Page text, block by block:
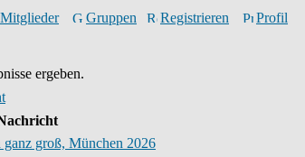
Mitglieder Gruppen Registrieren Profil
ergeben.
groß, München 2026